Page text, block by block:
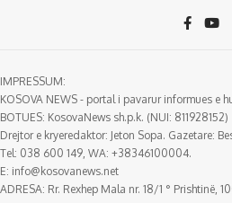
IMPRESSUM:
KOSOVA NEWS - portal i pavarur informues e
BOTUES: KosovaNews sh.p.k. (NUI: 811928152)
Drejtor e kryeredaktor: Jeton Sopa. Gazetare:
Tel: 038 600 149, WA: +38346100004.
E: info@kosovanews.net
ADRESA: Rr. Rexhep Mala nr. 18/1 ° Prishtinë,